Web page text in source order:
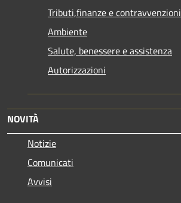
Tributi,finanze e contravvenzioni
Ambiente
Salute, benessere e assistenza
Autorizzazioni
NOVITÀ
Notizie
Comunicati
Avvisi